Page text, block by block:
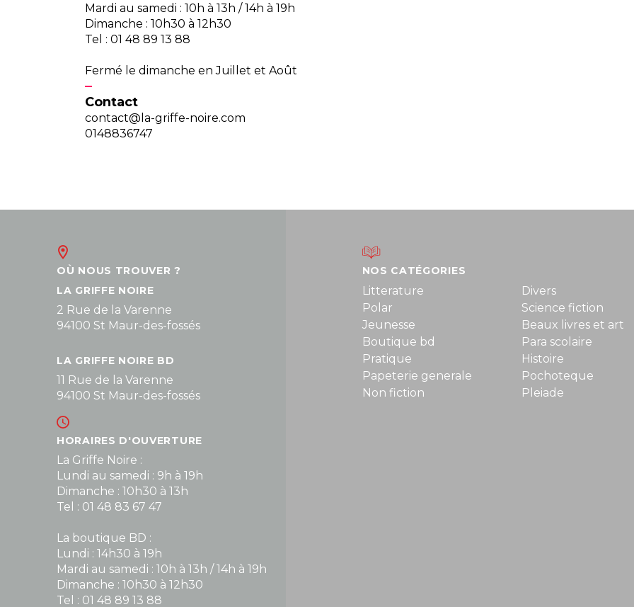
Mardi au samedi : 10h à 13h / 14h à 19h
Dimanche : 10h30 à 12h30
Tel : 01 48 89 13 88
Fermé le dimanche en Juillet et Août
Contact
contact@la-griffe-noire.com
0148836747
OÙ NOUS TROUVER ?
LA GRIFFE NOIRE
2 Rue de la Varenne
94100 St Maur-des-fossés
LA GRIFFE NOIRE BD
11 Rue de la Varenne
94100 St Maur-des-fossés
HORAIRES D'OUVERTURE
La Griffe Noire :
Lundi au samedi : 9h à 19h
Dimanche : 10h30 à 13h
Tel : 01 48 83 67 47
La boutique BD :
Lundi : 14h30 à 19h
Mardi au samedi : 10h à 13h / 14h à 19h
Dimanche : 10h30 à 12h30
Tel : 01 48 89 13 88
NOS CATÉGORIES
Litterature
Polar
Jeunesse
Boutique bd
Pratique
Papeterie generale
Non fiction
Divers
Science fiction
Beaux livres et art
Para scolaire
Histoire
Pochoteque
Pleiade